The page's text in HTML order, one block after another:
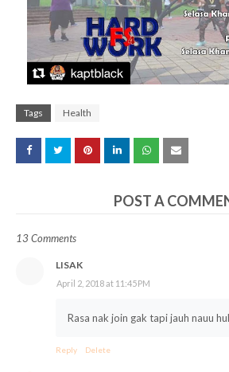
Tags Health
POST A
13 Comments
LISAK
April 2, 2018 at 11:45 PM
Rasa nak join gak tapi jauh nauu
Reply Delete